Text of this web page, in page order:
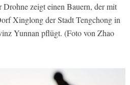
zeigt einen Bauern, der mit
Xinglong der Stadt Tengchong in
Yunnan pflügt. (Foto von Zhao